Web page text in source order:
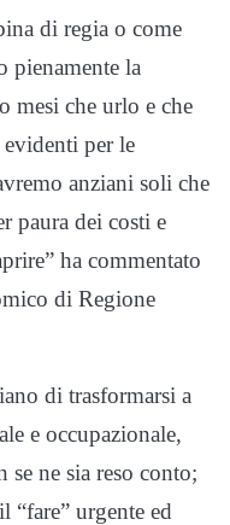
di regia o come
pienamente la
mesi che urlo e che
per le
anziani soli che
paura dei costi e
ha commentato
di Regione
di trasformarsi a
e occupazionale,
ne sia reso conto;
“fare” urgente ed